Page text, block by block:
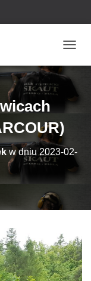
R
Z
Ł
A
C
w dniu 2023-02-